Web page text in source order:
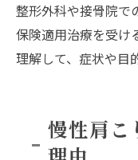
整形外科や接骨院で
保険適用治療を受け
理解して、症状や目
慢性肩こ